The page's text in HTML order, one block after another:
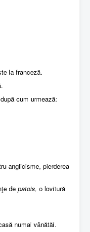
la franceză.
cum urmează:
anglicisme, pierderea
de patois, o lovitură
numai vânătăi.